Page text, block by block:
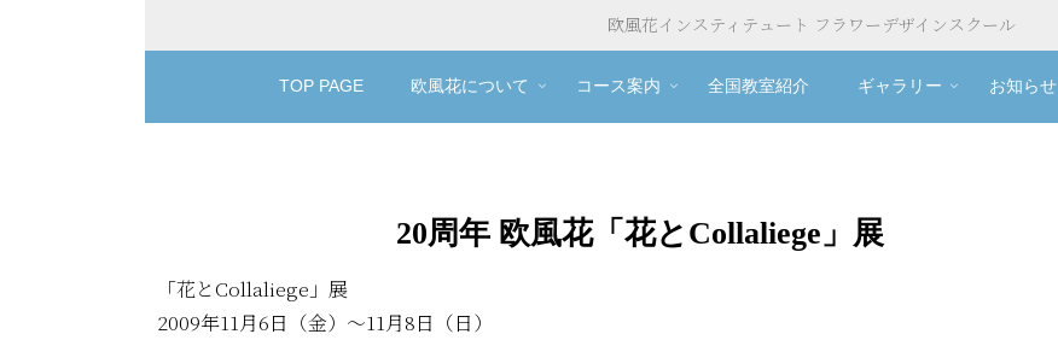
欧風花インスティテュート フラワーデザインスクール
TOP PAGE 欧風花について コース案内 全国教室紹介 ギャラリー お知らせ
20周年 欧風花「花とCollaliege」展
「花とCollaliege」展
2009年11月6日（金）〜11月8日（日）